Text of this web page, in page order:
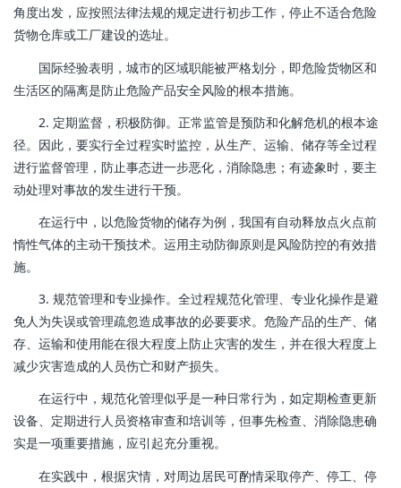
角度出发，应按照法律法规的规定进行初步工作，停止不适合危险
货物仓库或工厂建设的选址。
国际经验表明，城市的区域职能被严格划分，即危险货物区和
生活区的隔离是防止危险产品安全风险的根本措施。
2. 定期监督，积极防御。正常监管是预防和化解危机的根本途
径。因此，要实行全过程实时监控，从生产、运输、储存等全过程
进行监督管理，防止事态进一步恶化，消除隐患；有迹象时，要主
动处理对事故的发生进行干预。
在运行中，以危险货物的储存为例，我国有自动释放点火点前
惰性气体的主动干预技术。运用主动防御原则是风险防控的有效措
施。
3. 规范管理和专业操作。全过程规范化管理、专业化操作是避
免人为失误或管理疏忽造成事故的必要要求。危险产品的生产、储
存、运输和使用能在很大程度上防止灾害的发生，并在很大程度上
减少灾害造成的人员伤亡和财产损失。
在运行中，规范化管理似乎是一种日常行为，如定期检查更新
设备、定期进行人员资格审查和培训等，但事先检查、消除隐患确
实是一项重要措施，应引起充分重视。
在实践中，根据灾情，对周边居民可酌情采取停产、停工、停